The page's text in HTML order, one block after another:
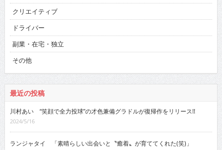
クリエイティブ
ドライバー
副業・在宅・独立
その他
最近の投稿
川村あい “笑顔で全力投球”の才色兼備グラドルが復帰作をリリース!!
2024/5/16
ランジャタイ 「素晴らしい出会いと〝癒着〟が育ててくれた(笑)」